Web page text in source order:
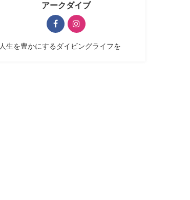
アークダイブ
人生を豊かにするダイビングライフを